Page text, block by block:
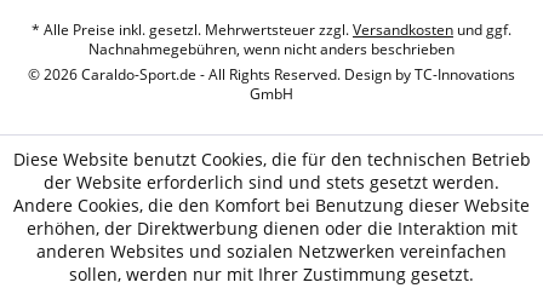
* Alle Preise inkl. gesetzl. Mehrwertsteuer zzgl.Versandkosten und ggf.
Nachnahmegebühren, wenn nicht anders beschrieben
© 2026 Caraldo-Sport.de - All Rights Reserved. Design byTC-Innovations
GmbH
Diese Website benutzt Cookies, die für den technischen Betrieb
der Website erforderlich sind und stets gesetzt werden.
Andere Cookies, die den Komfort bei Benutzung dieser Website
erhöhen, der Direktwerbung dienen oder die Interaktion mit
anderen Websites und sozialen Netzwerken vereinfachen
sollen, werden nur mit Ihrer Zustimmung gesetzt.